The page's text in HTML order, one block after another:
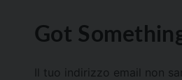
Got
Il tuo indirizzo email non